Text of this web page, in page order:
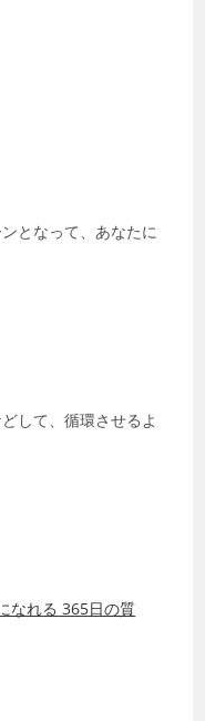
となって、あなたに
して、循環させるよ
なれる 365日の質